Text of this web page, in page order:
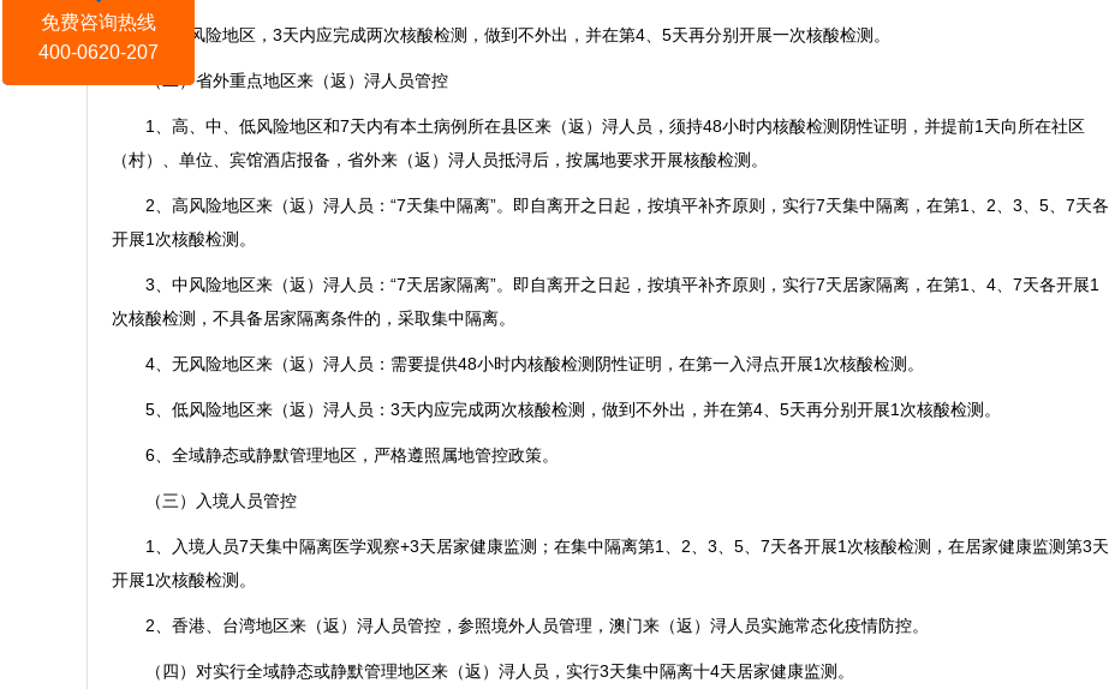
3、低风险地区，3天内应完成两次核酸检测，做到不外出，并在第4、5天再分别开展一次核酸检测。
（二）省外重点地区来（返）浔人员管控
1、高、中、低风险地区和7天内有本土病例所在县区来（返）浔人员，须持48小时内核酸检测阴性证明，并提前1天向所在社区
（村）、单位、宾馆酒店报备，省外来（返）浔人员抵浔后，按属地要求开展核酸检测。
2、高风险地区来（返）浔人员：“7天集中隔离”。即自离开之日起，按填平补齐原则，实行7天集中隔离，在第1、2、3、5、7天各
开展1次核酸检测。
3、中风险地区来（返）浔人员：“7天居家隔离”。即自离开之日起，按填平补齐原则，实行7天居家隔离，在第1、4、7天各开展1
次核酸检测，不具备居家隔离条件的，采取集中隔离。
4、无风险地区来（返）浔人员：需要提供48小时内核酸检测阴性证明，在第一入浔点开展1次核酸检测。
5、低风险地区来（返）浔人员：3天内应完成两次核酸检测，做到不外出，并在第4、5天再分别开展1次核酸检测。
6、全域静态或静默管理地区，严格遵照属地管控政策。
（三）入境人员管控
1、入境人员7天集中隔离医学观察+3天居家健康监测；在集中隔离第1、2、3、5、7天各开展1次核酸检测，在居家健康监测第3天
开展1次核酸检测。
2、香港、台湾地区来（返）浔人员管控，参照境外人员管理，澳门来（返）浔人员实施常态化疫情防控。
（四）对实行全域静态或静默管理地区来（返）浔人员，实行3天集中隔离十4天居家健康监测。
免费咨询热线
400-0620-207